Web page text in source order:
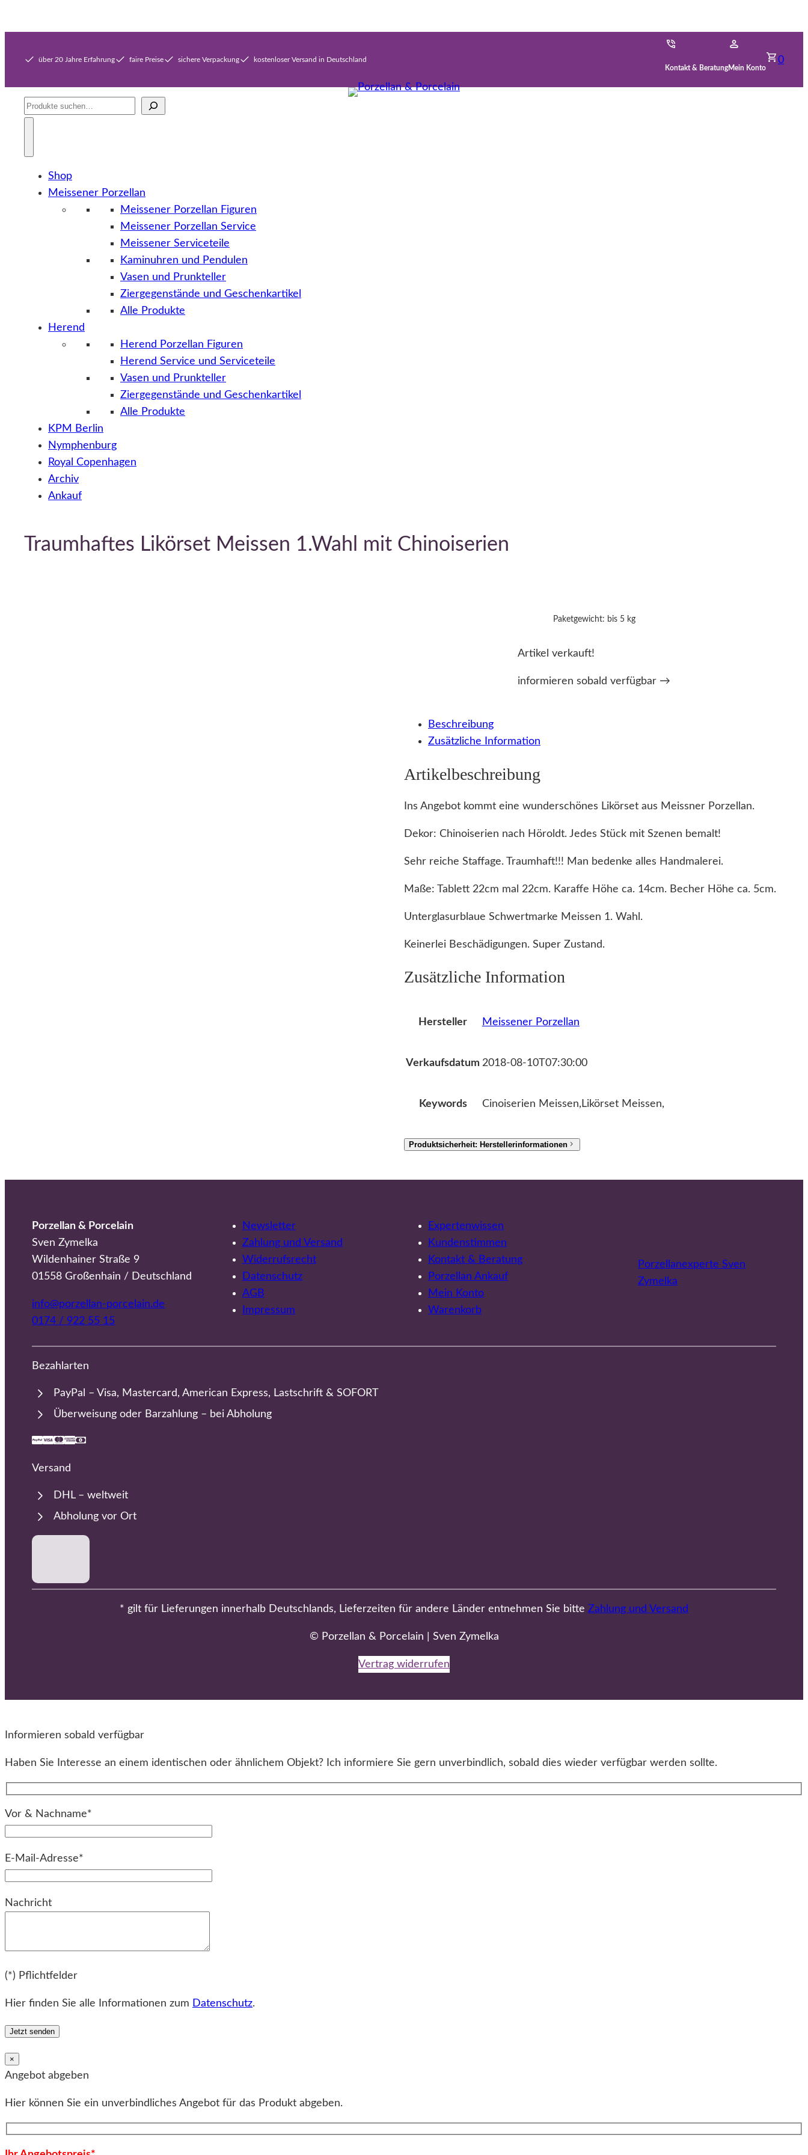
über 20 Jahre Erfahrung faire Preise sichere Verpackung
kostenloser Versand in Deutschland
Kontakt & BeratungMein Konto
0
Suche
Shop
Meissener Porzellan
Meissener Porzellan Figuren
Meissener Porzellan Service
Meissener Serviceteile
Kaminuhren und Pendulen
Vasen und Prunkteller
Ziergegenstände und Geschenkartikel
Alle Produkte
Herend
Herend Porzellan Figuren
Herend Service und Serviceteile
Vasen und Prunkteller
Ziergegenstände und Geschenkartikel
Alle Produkte
KPM Berlin
Nymphenburg
Royal Copenhagen
Archiv
Ankauf
Traumhaftes Likörset Meissen 1.Wahl mit Chinoiserien
Paketgewicht: bis 5 kg
Artikel verkauft!
informieren sobald verfügbar →
Beschreibung
Zusätzliche Information
Artikelbeschreibung
Ins Angebot kommt eine wunderschönes Likörset aus Meissner Porzellan.
Dekor: Chinoiserien nach Höroldt. Jedes Stück mit Szenen bemalt!
Sehr reiche Staffage. Traumhaft!!! Man bedenke alles Handmalerei.
Maße: Tablett 22cm mal 22cm. Karaffe Höhe ca. 14cm. Becher Höhe ca. 5cm.
Unterglasurblaue Schwertmarke Meissen 1. Wahl.
Keinerlei Beschädigungen. Super Zustand.
Zusätzliche Information
Hersteller Meissener Porzellan
Verkaufsdatum 2018-08-10T07:30:00
Keywords Cinoiserien Meissen,Likörset Meissen,
Produktsicherheit: Herstellerinformationen
Porzellan & Porcelain
Sven Zymelka
Wildenhainer Straße 9
01558 Großenhain / Deutschland
info@porzellan-porcelain.de
0174 / 922 55 15
Newsletter
Zahlung und Versand
Widerrufsrecht
Datenschutz
AGB
Impressum
Expertenwissen
Kundenstimmen
Kontakt & Beratung
Porzellan Ankauf
Mein Konto
Warenkorb
Porzellanexperte Sven
Zymelka
Bezahlarten
PayPal – Visa, Mastercard, American Express, Lastschrift & SOFORT
Überweisung oder Barzahlung – bei Abholung
Versand
DHL – weltweit
Abholung vor Ort
* gilt für Lieferungen innerhalb Deutschlands, Lieferzeiten für andere Länder entnehmen Sie bitte Zahlung und Versand
© Porzellan & Porcelain | Sven Zymelka
Vertrag widerrufen
Informieren sobald verfügbar
Haben Sie Interesse an einem identischen oder ähnlichem Objekt? Ich informiere Sie gern unverbindlich, sobald dies wieder verfügbar werden sollte.
Vor & Nachname*
E-Mail-Adresse*
Nachricht
(*) Pflichtfelder
Hier finden Sie alle Informationen zum Datenschutz.
×
Angebot abgeben
Hier können Sie ein unverbindliches Angebot für das Produkt abgeben.